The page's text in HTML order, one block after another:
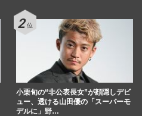
小栗旬の“非公表長女”が顔隠しデビ
ュー、透ける山田優の「スーパーモ
デルに」野…